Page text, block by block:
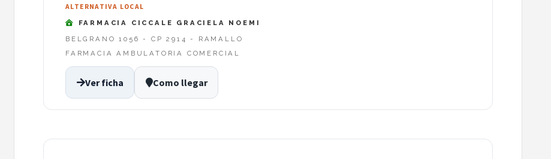
ALTERNATIVA LOCAL
FARMACIA CICCALE GRACIELA NOEMI
BELGRANO 1056 - CP 2914 - RAMALLO
FARMACIA AMBULATORIA COMERCIAL
Ver ficha Como llegar